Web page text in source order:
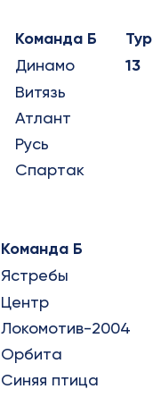
Команда Б Тур
Динамо 13
Витязь
Атлант
Русь
Спартак
Команда Б
Ястребы
Центр
Локомотив-2004
Орбита
Синяя птица